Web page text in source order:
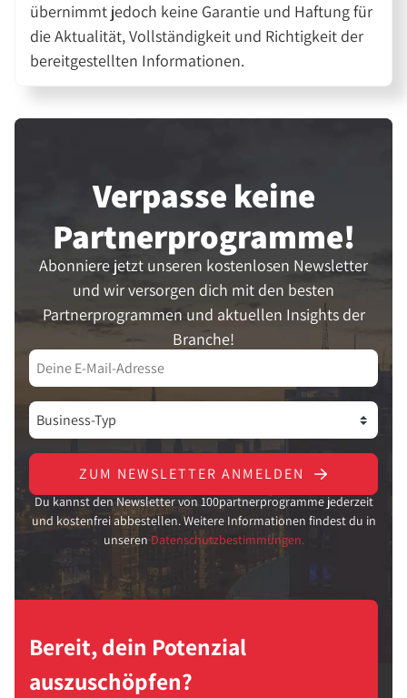
übernimmt jedoch keine Garantie und Haftung für
die Aktualität, Vollständigkeit und Richtigkeit der
bereitgestellten Informationen.
Verpasse keine
Partner­programme!
Abonniere jetzt unseren kostenlosen Newsletter
und wir versorgen dich mit den besten
Partnerprogrammen und aktuellen Insights der
Branche!
ZUM NEWSLETTER ANMELDEN
Du kannst den Newsletter von 100partnerprogramme jederzeit
und kostenfrei abbestellen. Weitere Informationen findest du in
unseren Datenschutzbestimmungen.
Bereit, dein Potenzial
auszuschöpfen?